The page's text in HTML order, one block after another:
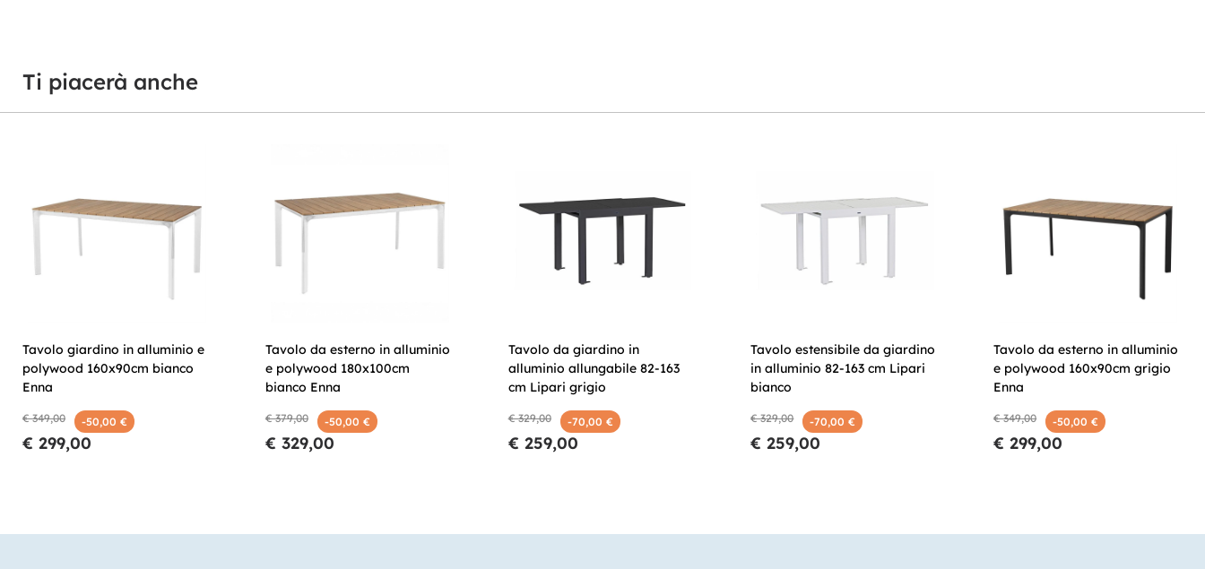
Ti piacerà anche
Tavolo giardino in alluminio e
polywood 160x90cm bianco
Enna
€ 349,00 -50,00 €
€ 299,00
Tavolo da esterno in alluminio
e polywood 180x100cm
bianco Enna
€ 379,00 -50,00 €
€ 329,00
Tavolo da giardino in
alluminio allungabile 82-163
cm Lipari grigio
€ 329,00 -70,00 €
€ 259,00
Tavolo estensibile da giardino
in alluminio 82-163 cm Lipari
bianco
€ 329,00 -70,00 €
€ 259,00
Tavolo da esterno in alluminio
e polywood 160x90cm grigio
Enna
€ 349,00 -50,00 €
€ 299,00